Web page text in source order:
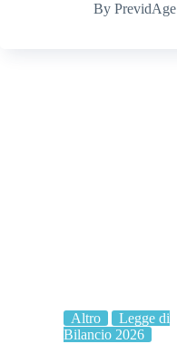
By PrevidAge
Altro
Legge di
Bilancio 2026